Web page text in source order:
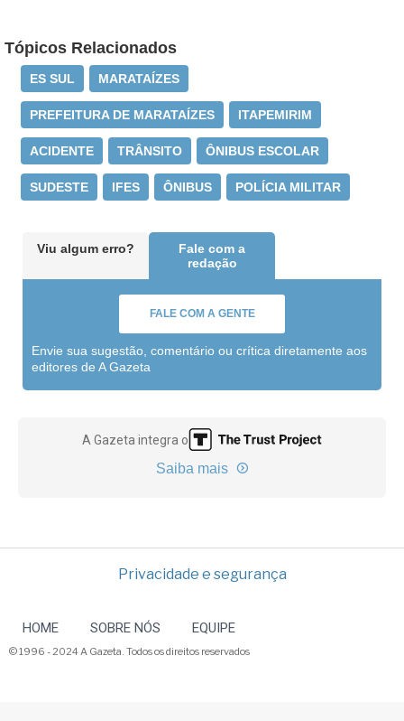
Tópicos Relacionados
ES SUL MARATAÍZES
PREFEITURA DE MARATAÍZES ITAPEMIRIM
ACIDENTE TRÂNSITO ÔNIBUS ESCOLAR
SUDESTE IFES ÔNIBUS POLÍCIA MILITAR
Viu algum erro?
Fale com a
redação
FALE COM A GENTE
Envie sua sugestão, comentário ou crítica diretamente aos
editores de A Gazeta
A Gazeta integra o
Saiba mais
Privacidade e segurança
HOME SOBRE NÓS EQUIPE
© 1996 - 2024 A Gazeta. Todos os direitos reservados